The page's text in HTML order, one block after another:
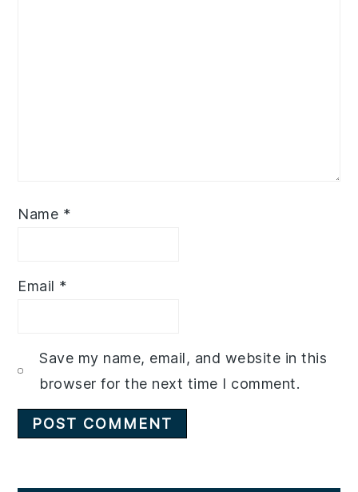
Name *
Email *
Save my name, email, and website in this
browser for the next time I comment.